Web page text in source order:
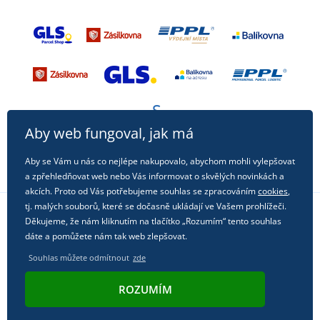
Sledujte nás na sociálních sítích
Aby web fungoval, jak má
Aby se Vám u nás co nejlépe nakupovalo, abychom mohli vylepšovat
a zpřehledňovat web nebo Vás informovat o skvělých novinkách a
akcích. Proto od Vás potřebujeme souhlas se zpracovánímcookies,
tj. malých souborů, které se dočasně ukládají ve Vašem prohlížeči.
Děkujeme, že nám kliknutím na tlačítko „Rozumím“ tento souhlas
dáte a pomůžete nám tak web zlepšovat.
Souhlas můžete odmítnout zde
ROZUMÍM